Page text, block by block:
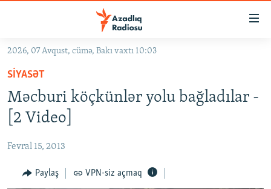
Əsas
qayıt
Əsas
naviqasiyaya
qayıt
Axtarışa
GÜNDƏM
#İZAHLA
KORRUPSIOMETR
#ƏSLINDƏ
FƏRQƏ BAX
QANUNI DOĞRU
2026, 07 Avqust, cümə, Bakı vaxtı 10:03
SIYASƏT
Məcburi köçkünlər yolu bağladılar -
[2 Video]
Fevral 15, 2013
Paylaş VPN-siz açmaq